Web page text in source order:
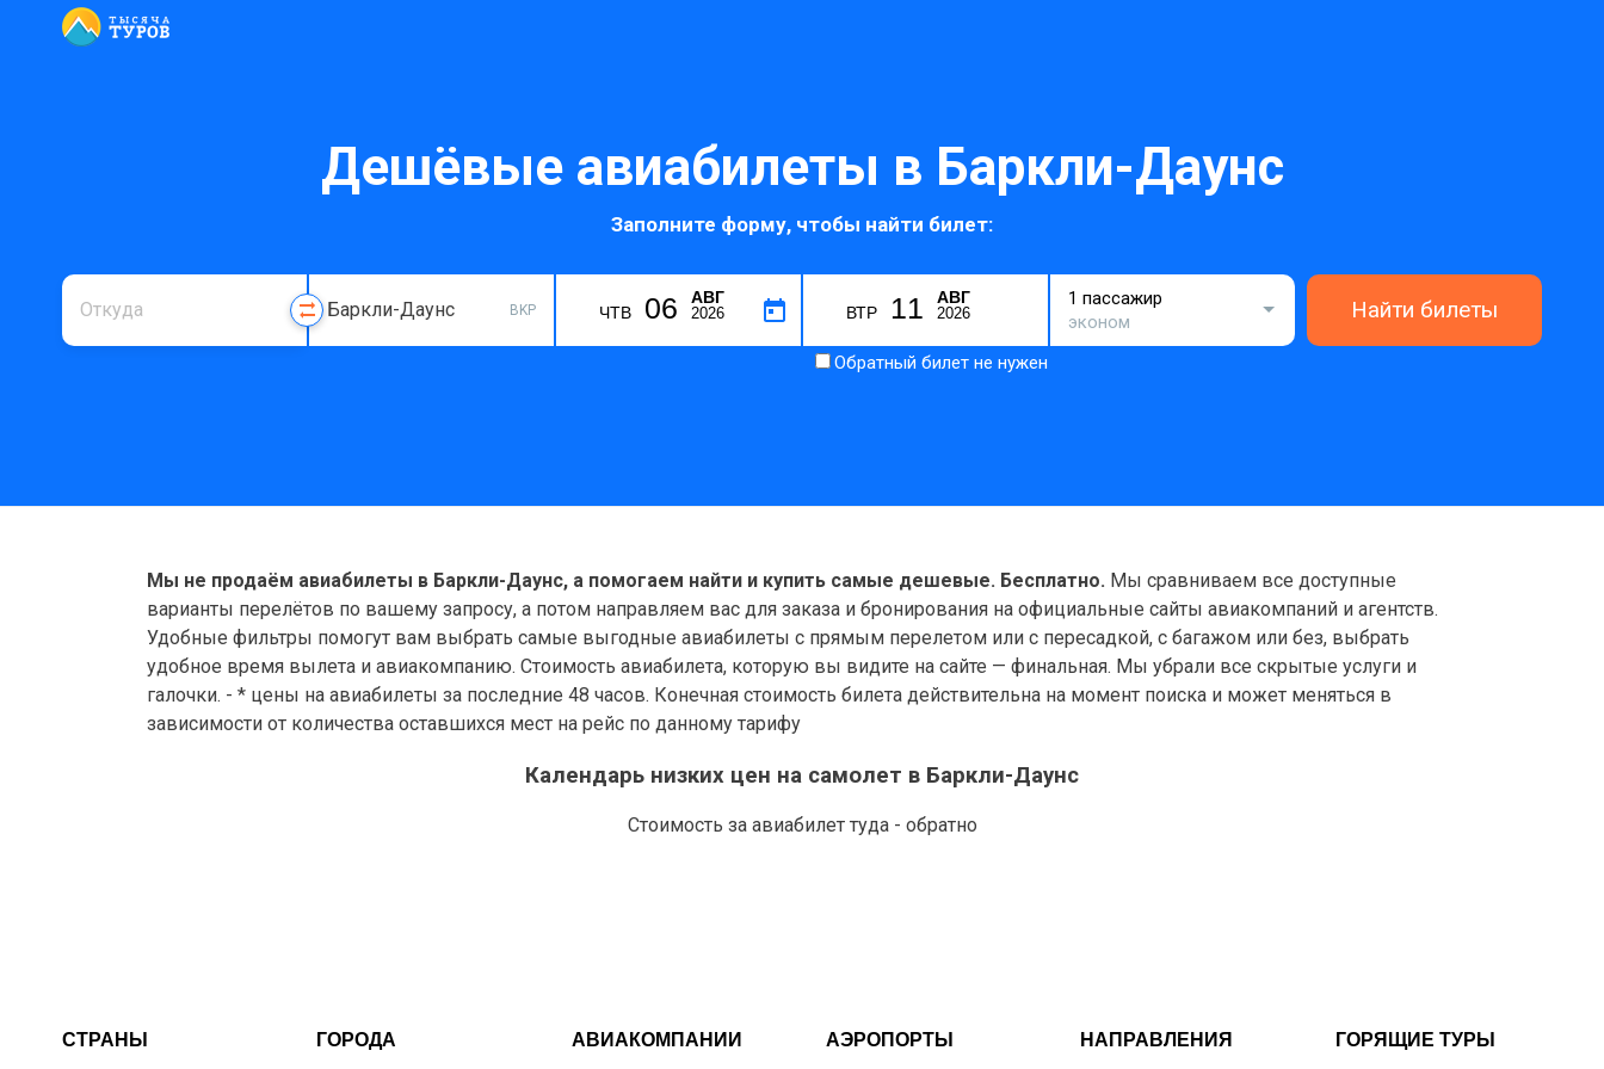
Дешёвые авиабилеты в Баркли-Даунс
Заполните форму, чтобы найти билет:
BKP ЧТВ 06 АВГ
2026 ВТР 11 АВГ
2026
1 пассажир
эконом
Найти билеты
Обратный билет не нужен
Мы не продаём авиабилеты в Баркли-Даунс, а помогаем найти и купить самые дешевые. Бесплатно. Мы сравниваем все доступные
варианты перелётов по вашему запросу, а потом направляем вас для заказа и бронирования на официальные сайты авиакомпаний и агентств.
Удобные фильтры помогут вам выбрать самые выгодные авиабилеты с прямым перелетом или с пересадкой, с багажом или без, выбрать
удобное время вылета и авиакомпанию. Стоимость авиабилета, которую вы видите на сайте — финальная. Мы убрали все скрытые услуги и
галочки. - * цены на авиабилеты за последние 48 часов. Конечная стоимость билета действительна на момент поиска и может меняться в
зависимости от количества оставшихся мест на рейс по данному тарифу
Календарь низких цен на самолет в Баркли-Даунс
Стоимость за авиабилет туда - обратно
СТРАНЫ ГОРОДА АВИАКОМПАНИИ АЭРОПОРТЫ НАПРАВЛЕНИЯ ГОРЯЩИЕ ТУРЫ